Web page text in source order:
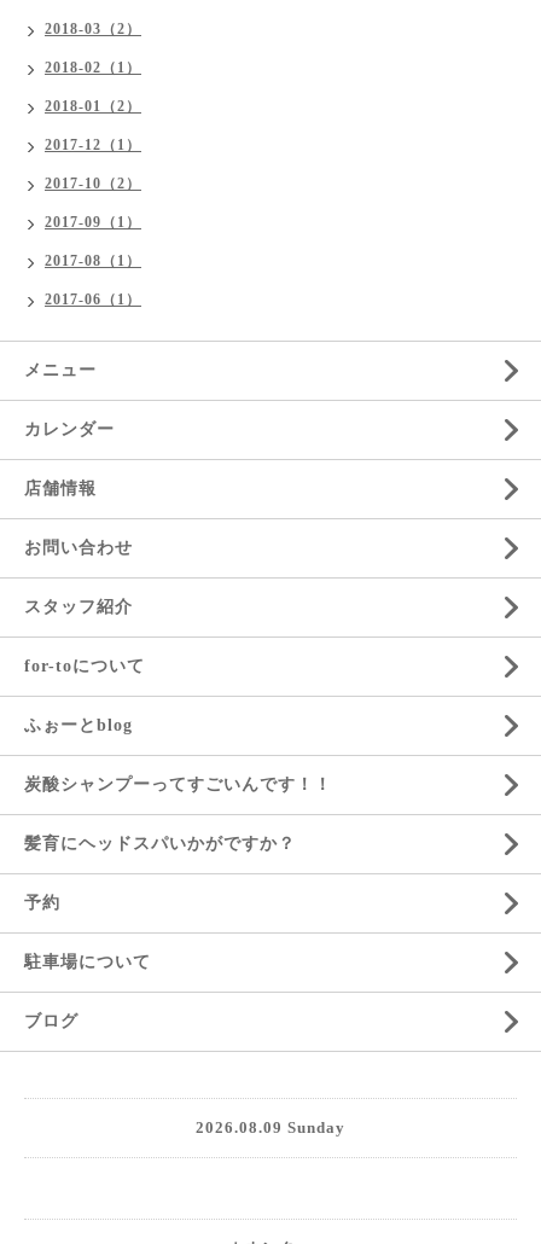
2018-03（2）
2018-02（1）
2018-01（2）
2017-12（1）
2017-10（2）
2017-09（1）
2017-08（1）
2017-06（1）
メニュー
カレンダー
店舗情報
お問い合わせ
スタッフ紹介
for-toについて
ふぉーとblog
炭酸シャンプーってすごいんです！！
髪育にヘッドスパいかがですか？
予約
駐車場について
ブログ
2026.08.09 Sunday